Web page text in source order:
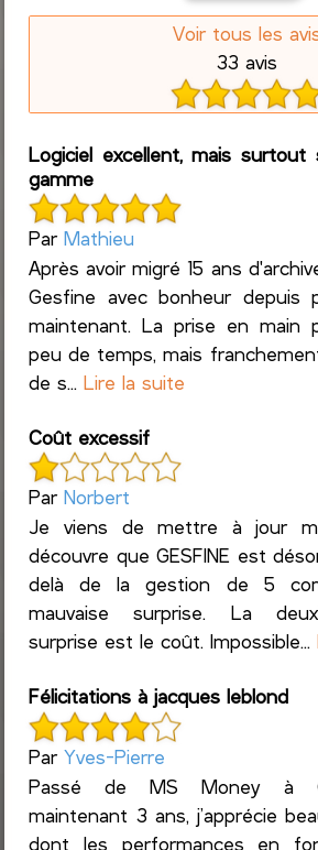
Voir tous les
33 avis
Logiciel excellent, mais
gamme
ParMathieu
Après avoir migré 15 ans
Gesfine avec bonheur depuis
maintenant. La prise en main
peu de temps, mais
de s...Lire la suite
Coût excessif
ParNorbert
Je viens de mettre à jour
découvre que GESFINE est
delà de la gestion de 5
mauvaise surprise. La
surprise est le coût. Impossible...
Félicitations à jacques leblond
ParYves-Pierre
Passé de MS Money à
maintenant 3 ans, j’apprécie
dont les performances en